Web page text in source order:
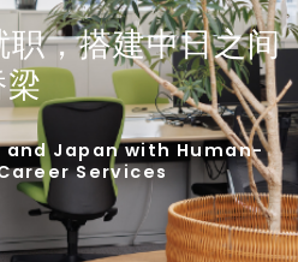
，搭建中日之间
and Japan with Human-
Services